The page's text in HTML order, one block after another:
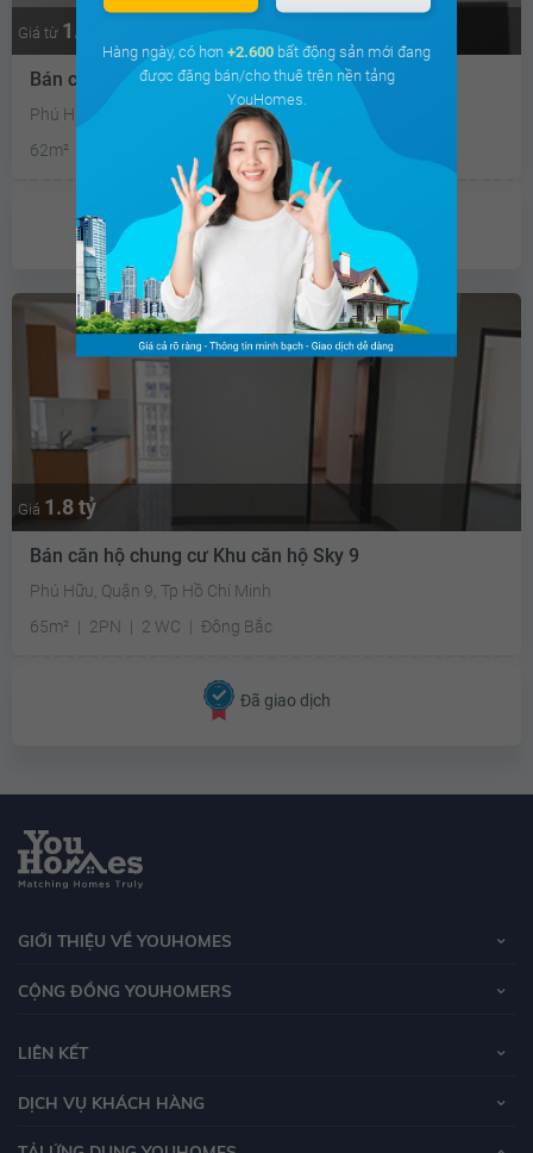
Giá từ 1.5 tỷ Thương lượng
Bán căn hộ chung cư Khu căn hộ Sky 9
Phú Hữu, Quận 9, Tp Hồ Chí Minh
62m²
KXĐ
Chưa có ưu đãi
Giá 1.8 tỷ
Bán căn hộ chung cư Khu căn hộ Sky 9
Phú Hữu, Quận 9, Tp Hồ Chí Minh
65m²
2PN 2 WC Đông Bắc
Đã giao dịch
GIỚI THIỆU VỀ YOUHOMES
CỘNG ĐỒNG YOUHOMERS
LIÊN KẾT
DỊCH VỤ KHÁCH HÀNG
Hàng ngày, có hơn +2.600 bất động sản mới đang
được đăng bán/cho thuê trên nền tảng
YouHomes.